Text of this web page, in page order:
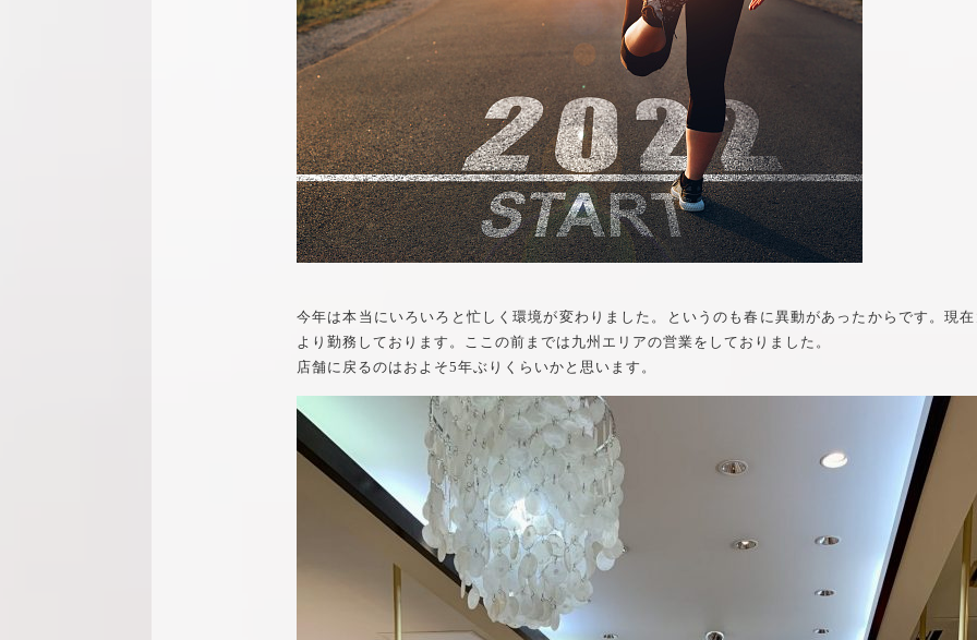
今年は本当にいろいろと忙しく環境が変わりました。というのも春に異動があったからです。現
より勤務しております。ここの前までは九州エリアの営業をしておりました。
店舗に戻るのはおよそ5年ぶりくらいかと思います。